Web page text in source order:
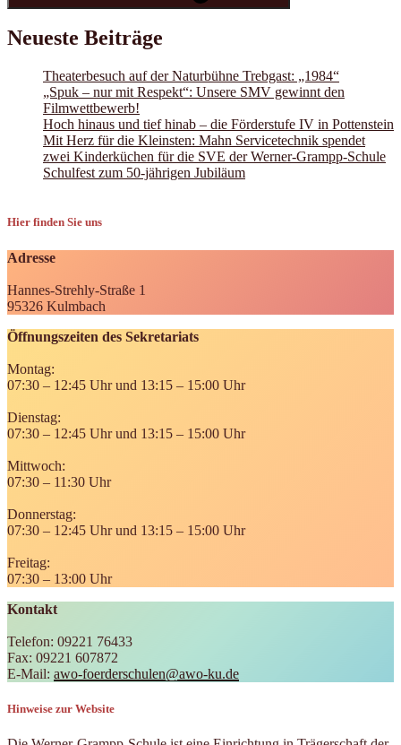
Neueste Beiträge
Theaterbesuch auf der Naturbühne Trebgast: „1984“
„Spuk – nur mit Respekt“: Unsere SMV gewinnt den
Filmwettbewerb!
Hoch hinaus und tief hinab – die Förderstufe IV in Pottenstein
Mit Herz für die Kleinsten: Mahn Servicetechnik spendet
zwei Kinderküchen für die SVE der Werner-Grampp-Schule
Schulfest zum 50-jährigen Jubiläum
Hier finden Sie uns
Adresse
Hannes-Strehly-Straße 1
95326 Kulmbach
Öffnungszeiten des Sekretariats
Montag:
07:30 – 12:45 Uhr und 13:15 – 15:00 Uhr
Dienstag:
07:30 – 12:45 Uhr und 13:15 – 15:00 Uhr
Mittwoch:
07:30 – 11:30 Uhr
Donnerstag:
07:30 – 12:45 Uhr und 13:15 – 15:00 Uhr
Freitag:
07:30 – 13:00 Uhr
Kontakt
Telefon: 09221 76433
Fax: 09221 607872
E-Mail: awo-foerderschulen@awo-ku.de
Hinweise zur Website